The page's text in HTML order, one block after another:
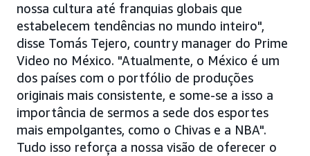
nossa cultura até franquias globais que
estabelecem tendências no mundo inteiro",
disse Tomás Tejero, country manager do Prime
Video no México. "Atualmente, o México é um
dos países com o portfólio de produções
originais mais consistente, e some-se a isso a
importância de sermos a sede dos esportes
mais empolgantes, como o Chivas e a NBA".
Tudo isso reforça a nossa visão de oferecer o